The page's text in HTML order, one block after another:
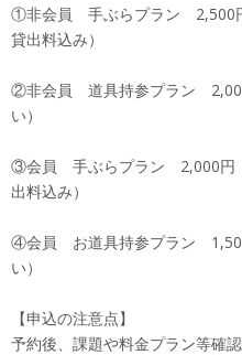
①非会員 手ぶらプラン 2,500
貸出料込み）
②非会員 道具持参プラン
い）
③会員 手ぶらプラン 2,000円
出料込み）
④会員 お道具持参プラン
い）
【申込の注意点】
予約後、課題や料金プラン等確